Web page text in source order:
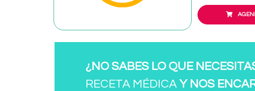
¿NO SABES LO QUE
RECETA MÉDICA Y NOS